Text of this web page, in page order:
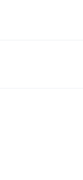
de l'accrocher